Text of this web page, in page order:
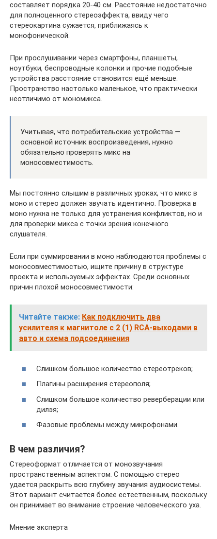
составляет порядка 20-40 см. Расстояние недостаточно
для полноценного стереоэффекта, ввиду чего
стереокартина сужается, приближаясь к
монофонической.
При прослушивании через смартфоны, планшеты,
ноутбуки, беспроводные колонки и прочие подобные
устройства расстояние становится ещё меньше.
Пространство настолько маленькое, что практически
неотличимо от мономикса.
Учитывая, что потребительские устройства —
основной источник воспроизведения, нужно
обязательно проверять микс на
моносовместимость.
Мы постоянно слышим в различных уроках, что микс в
моно и стерео должен звучать идентично. Проверка в
моно нужна не только для устранения конфликтов, но и
для проверки микса с точки зрения конечного
слушателя.
Если при суммировании в моно наблюдаются проблемы с
моносовместимостью, ищите причину в структуре
проекта и используемых эффектах. Среди основных
причин плохой моносовместимости:
Читайте также: Как подключить два
усилителя к магнитоле с 2 (1) RCA-выходами в
авто и схема подсоединения
Слишком большое количество стереотреков;
Плагины расширения стереополя;
Слишком большое количество реверберации или
дилэя;
Фазовые проблемы между микрофонами.
В чем различия?
Стереоформат отличается от монозвучания
пространственным аспектом. С помощью стерео
удается раскрыть всю глубину звучания аудиосистемы.
Этот вариант считается более естественным, поскольку
он принимает во внимание строение человеческого уха.
Мнение эксперта